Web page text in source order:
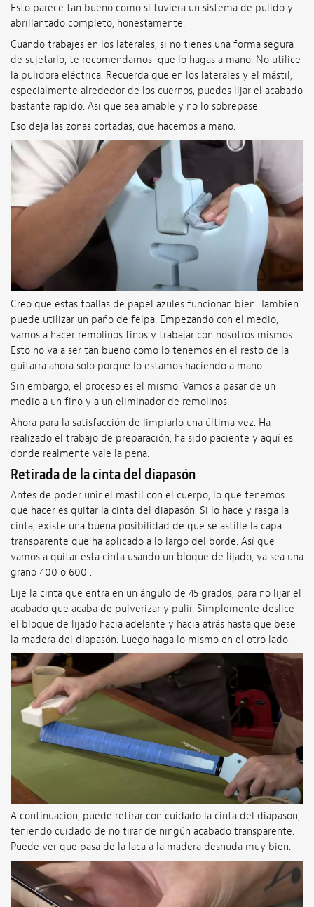
Esto parece tan bueno como si tuviera un sistema de pulido y
abrillantado completo, honestamente.
Cuando trabajes en los laterales, si no tienes una forma segura
de sujetarlo, te recomendamos que lo hagas a mano. No utilice
la pulidora eléctrica. Recuerda que en los laterales y el mástil,
especialmente alrededor de los cuernos, puedes lijar el acabado
bastante rápido. Así que sea amable y no lo sobrepase.
Eso deja las zonas cortadas, que hacemos a mano.
Creo que estas toallas de papel azules funcionan bien. También
puede utilizar un paño de felpa. Empezando con el medio,
vamos a hacer remolinos finos y trabajar con nosotros mismos.
Esto no va a ser tan bueno como lo tenemos en el resto de la
guitarra ahora solo porque lo estamos haciendo a mano.
Sin embargo, el proceso es el mismo. Vamos a pasar de un
medio a un fino y a un eliminador de remolinos.
Ahora para la satisfacción de limpiarlo una última vez. Ha
realizado el trabajo de preparación, ha sido paciente y aquí es
donde realmente vale la pena.
Retirada de la cinta del diapasón
Antes de poder unir el mástil con el cuerpo, lo que tenemos
que hacer es quitar la cinta del diapasón. Si lo hace y rasga la
cinta, existe una buena posibilidad de que se astille la capa
transparente que ha aplicado a lo largo del borde. Así que
vamos a quitar esta cinta usando un bloque de lijado, ya sea una
grano 400 o 600 .
Lije la cinta que entra en un ángulo de 45 grados, para no lijar el
acabado que acaba de pulverizar y pulir. Simplemente deslice
el bloque de lijado hacia adelante y hacia atrás hasta que bese
la madera del diapasón. Luego haga lo mismo en el otro lado.
A continuación, puede retirar con cuidado la cinta del diapasón,
teniendo cuidado de no tirar de ningún acabado transparente.
Puede ver que pasa de la laca a la madera desnuda muy bien.